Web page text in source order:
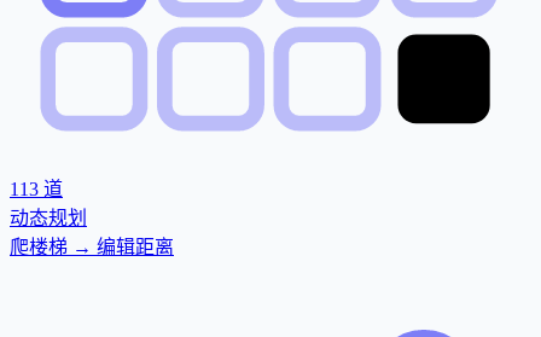
113 道
动态规划
爬楼梯 → 编辑距离